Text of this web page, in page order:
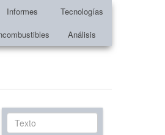
Informes
Tecnologías
Análisis
Texto